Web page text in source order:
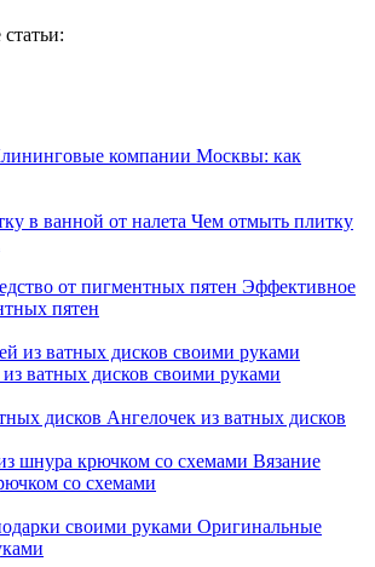
компании Москвы: как
Чем отмыть плитку
Эффективное
пятен
ватных дисков своими руками
Ангелочек из ватных дисков
Вязание
со схемами
Оригинальные